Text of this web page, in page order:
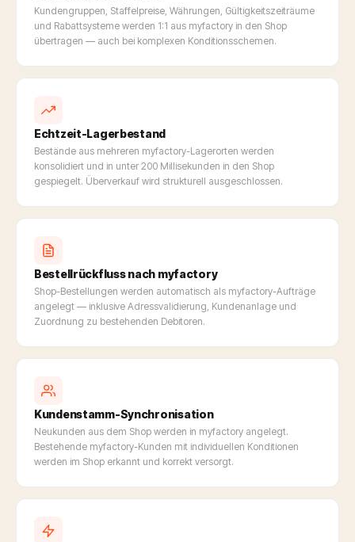
Kundengruppen, Staffelpreise, Währungen, Gültigkeitszeiträume
und Rabattsysteme werden 1:1 aus myfactory in den Shop
übertragen — auch bei komplexen Konditionsschemen.
Echtzeit-Lagerbestand
Bestände aus mehreren myfactory-Lagerorten werden
konsolidiert und in unter 200 Millisekunden in den Shop
gespiegelt. Überverkauf wird strukturell ausgeschlossen.
Bestellrückfluss nach myfactory
Shop-Bestellungen werden automatisch als myfactory-Aufträge
angelegt — inklusive Adressvalidierung, Kundenanlage und
Zuordnung zu bestehenden Debitoren.
Kundenstamm-Synchronisation
Neukunden aus dem Shop werden in myfactory angelegt.
Bestehende myfactory-Kunden mit individuellen Konditionen
werden im Shop erkannt und korrekt versorgt.